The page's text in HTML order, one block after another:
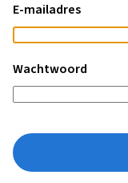
E-mailadres
Wachtwoord